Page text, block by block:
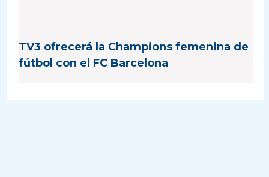
TV3 ofrecerá la Champions femenina de
fútbol con el FC Barcelona